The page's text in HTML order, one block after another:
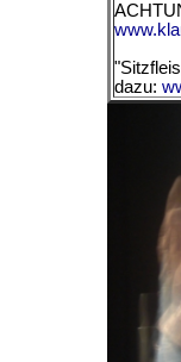
dazu: